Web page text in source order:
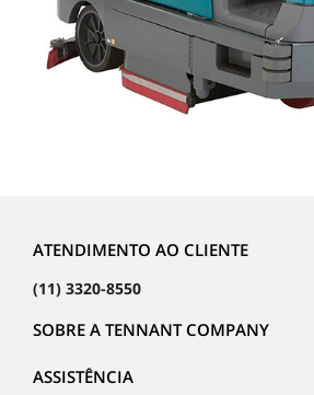
ATENDIMENTO AO CLIENTE
(11) 3320-8550
SOBRE A TENNANT COMPANY
ASSISTÊNCIA